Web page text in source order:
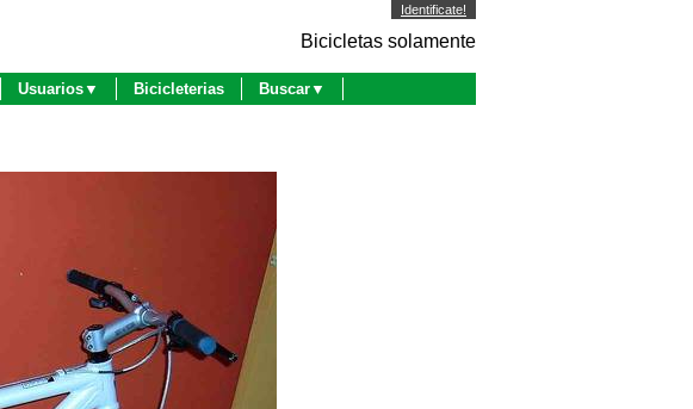
Identificate!
Bicicletas solamente
Usuarios▼ Bicicleterias Buscar▼